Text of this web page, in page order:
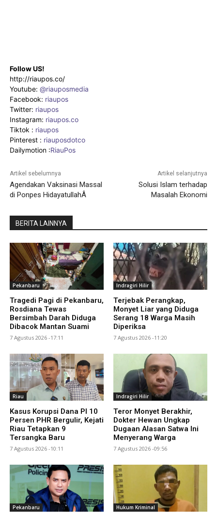
Follow US!
http://riaupos.co/
Youtube: @riauposmedia
Facebook: riaupos
Twitter: riaupos
Instagram: riaupos.co
Tiktok : riaupos
Pinterest : riauposdotco
Dailymotion :RiauPos
Artikel sebelumnya
Agendakan Vaksinasi Massal
di Ponpes HidayatullahÂ
Artikel selanjutnya
Solusi Islam terhadap
Masalah Ekonomi
BERITA LAINNYA
Pekanbaru
Tragedi Pagi di Pekanbaru,
Rosdiana Tewas
Bersimbah Darah Diduga
Dibacok Mantan Suami
7 Agustus 2026 -17:11
Indragiri Hilir
Terjebak Perangkap,
Monyet Liar yang Diduga
Serang 18 Warga Masih
Diperiksa
7 Agustus 2026 -11:20
Riau
Kasus Korupsi Dana PI 10
Persen PHR Bergulir, Kejati
Riau Tetapkan 9
Tersangka Baru
7 Agustus 2026 -10:11
Indragiri Hilir
Teror Monyet Berakhir,
Dokter Hewan Ungkap
Dugaan Alasan Satwa Ini
Menyerang Warga
7 Agustus 2026 -09:56
Pekanbaru Hukum Kriminal